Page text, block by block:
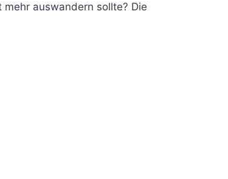
auswandern sollte? Die